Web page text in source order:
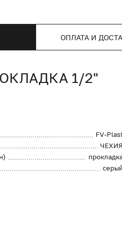
ОПЛАТА И
1/2"
FV-
ЧЕХИЯ
серый